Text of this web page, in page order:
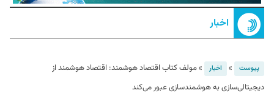
اخبار
پیوست » اخبار »مولف کتاب اقتصاد هوشمند: اقتصاد هوشمند از
دیجیتالی‌سازی به هوشمندسازی عبور می‌کند